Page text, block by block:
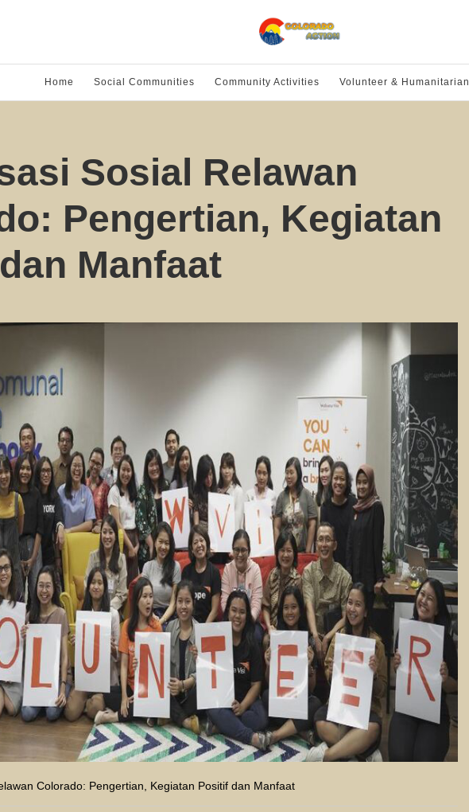
Home Social Communities Community Activities Volunteer & Humanitarian
Sosial Relawan
Pengertian, Kegiatan
Manfaat
Colorado: Pengertian, Kegiatan Positif dan Manfaat